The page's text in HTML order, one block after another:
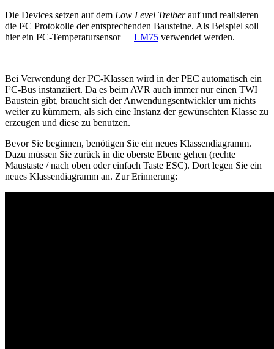
Die Devices setzen auf dem Low Level Treiberauf und realisieren
die I²C Protokolle der entsprechenden Bausteine. Als Beispiel soll
hier ein I²C-Temperatursensor
LM75 verwendet werden.
Bei Verwendung der I²C-Klassen wird in der PEC automatisch ein
I²C-Bus instanziiert. Da es beim AVR auch immer nur einen TWI
Baustein gibt, braucht sich der Anwendungsentwickler um nichts
weiter zu kümmern, als sich eine Instanz der gewünschten Klasse zu
erzeugen und diese zu benutzen.
Bevor Sie beginnen, benötigen Sie ein neues Klassendiagramm.
Dazu müssen Sie zurück in die oberste Ebene gehen (rechte
Maustaste / nach oben oder einfach Taste ESC). Dort legen Sie ein
neues Klassendiagramm an. Zur Erinnerung: